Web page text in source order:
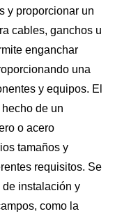
y proporcionar un
cables, ganchos u
enganchar
una
y equipos. El
de un
o acero
tamaños y
requisitos. Se
instalación y
como la